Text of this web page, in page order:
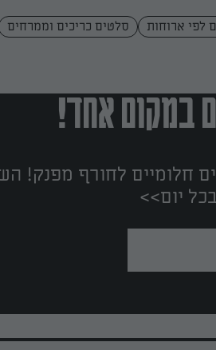
לפי ארוחות סלטים כריכים וממרחים
במקום אחד!
חלומיים לחורף מפנק!
יום>>